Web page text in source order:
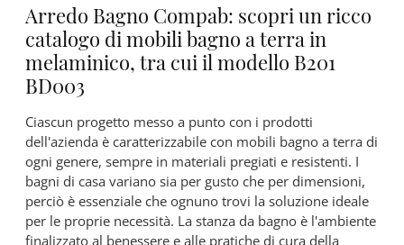
Arredo Bagno Compab: scopri un ricco
catalogo di mobili bagno a terra in
melaminico, tra cui il modello B201
BD003
Ciascun progetto messo a punto con i prodotti
dell'azienda è caratterizzabile con mobili bagno a terra di
ogni genere, sempre in materiali pregiati e resistenti. I
bagni di casa variano sia per gusto che per dimensioni,
perciò è essenziale che ognuno trovi la soluzione ideale
per le proprie necessità. La stanza da bagno è l'ambiente
finalizzato al benessere e alle pratiche di cura della